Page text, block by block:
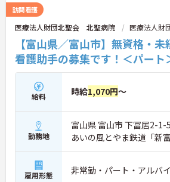
訪問看護
医療法人財団北聖会 北聖病院 医療法人財
【富山県／富山市】無資格・
看護助手の募集です！＜パート
給料 時給1,070円～
勤務地
富山県 富山市 下冨居2-1-5
あいの風とやま鉄道「新
雇用形態 非常勤・パート・アルバ